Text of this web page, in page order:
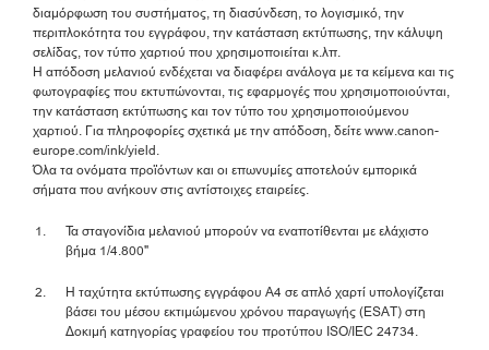
διαμόρφωση του συστήματος, τη διασύνδεση, το λογισμικό, την
περιπλοκότητα του εγγράφου, την κατάσταση εκτύπωσης, την κάλυψη
σελίδας, τον τύπο χαρτιού που χρησιμοποιείται κ.λπ.
Η απόδοση μελανιού ενδέχεται να διαφέρει ανάλογα με τα κείμενα και τις
φωτογραφίες που εκτυπώνονται, τις εφαρμογές που χρησιμοποιούνται,
την κατάσταση εκτύπωσης και τον τύπο του χρησιμοποιούμενου
χαρτιού. Για πληροφορίες σχετικά με την απόδοση, δείτε www.canon-
europe.com/ink/yield.
Όλα τα ονόματα προϊόντων και οι επωνυμίες αποτελούν εμπορικά
σήματα που ανήκουν στις αντίστοιχες εταιρείες.
Τα σταγονίδια μελανιού μπορούν να εναποτίθενται με ελάχιστο
βήμα 1/4.800"
Η ταχύτητα εκτύπωσης εγγράφου Α4 σε απλό χαρτί υπολογίζεται
βάσει του μέσου εκτιμώμενου χρόνου παραγωγής (ESAT) στη
Δοκιμή κατηγορίας γραφείου του προτύπου ISO/IEC 24734.